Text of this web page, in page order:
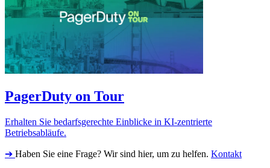
PagerDuty on Tour
Erhalten Sie bedarfsgerechte Einblicke in KI-zentrierte
Betriebsabläufe.
➔ Haben Sie eine Frage? Wir sind hier, um zu helfen. Kontakt